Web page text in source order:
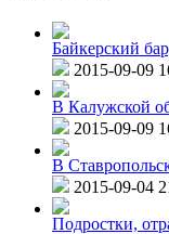
Байкерский
2015-09-09
В Калужской
2015-09-09
В
2015-09-04
Подростки,